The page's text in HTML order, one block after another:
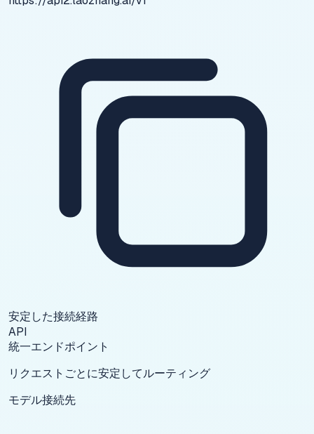
安定した接続経路
API
統一エンドポイント
リクエストごとに安定してルーティング
モデル接続先